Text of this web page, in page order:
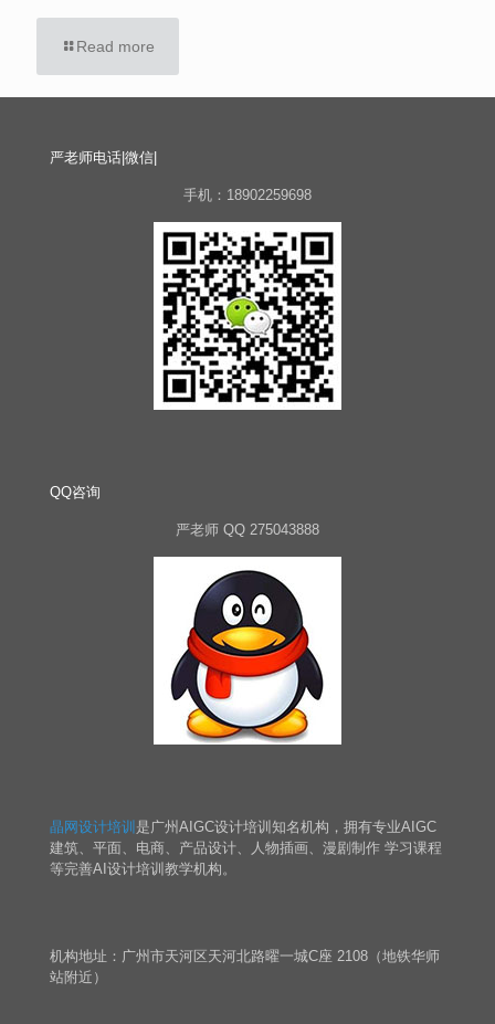
Read more
严老师电话|微信|
手机：18902259698
QQ咨询
严老师 QQ 275043888
晶网设计培训 是广州AIGC设计培训知名机构，拥有专业AIGC
建筑、平面、电商、产品设计、人物插画、漫剧制作 学习课程
等完善AI设计培训教学机构。
机构地址：广州市天河区天河北路曜一城C座 2108（地铁华师
站附近）